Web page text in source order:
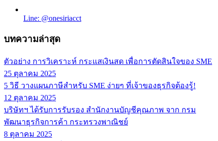
Line: @onesiriacct
บทความล่าสุด
ตัวอย่าง การวิเคราะห์ กระแสเงินสด เพื่อการตัดสินใจของ SME
25 ตุลาคม 2025
5 วิธี วางแผนภาษีสำหรับ SME ง่ายๆ ที่เจ้าของธุรกิจต้องรู้!
12 ตุลาคม 2025
บริษัทฯ ได้รับการรับรอง สำนักงานบัญชีคุณภาพ จาก กรม
พัฒนาธุรกิจการค้า กระทรวงพาณิชย์
8 ตุลาคม 2025